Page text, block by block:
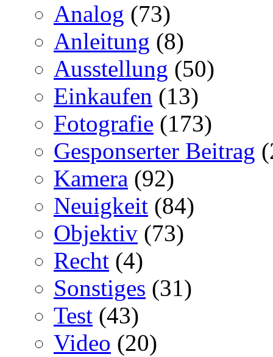
Analog (73)
Anleitung (8)
Ausstellung (50)
Einkaufen (13)
Fotografie (173)
Gesponserter Beitrag
Kamera (92)
Neuigkeit (84)
Objektiv (73)
Recht (4)
Sonstiges (31)
Test (43)
Video (20)